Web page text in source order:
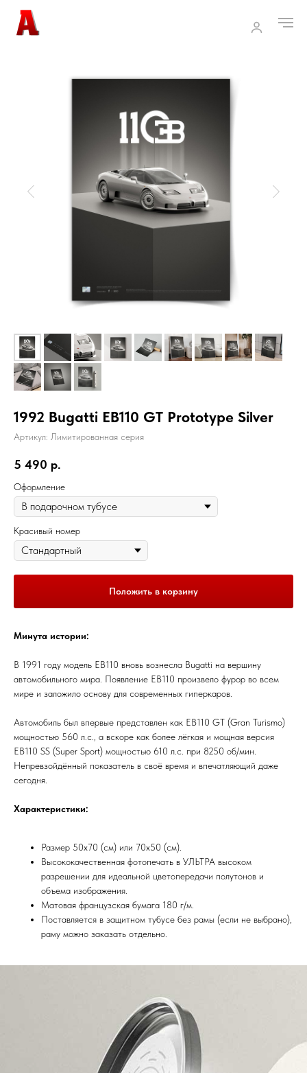
1992 Bugatti EB110 GT Prototype Silver
Артикул: Лимитированная серия
5 490 р.
Оформление
Красивый номер
Положить в корзину
Минута истории:
В 1991 году модель EB110 вновь вознесла Bugatti на вершину
автомобильного мира. Появление EB110 произвело фурор во всем
мире и заложило основу для современных гиперкаров.
Автомобиль был впервые представлен как EB110 GT (Gran Turismo)
мощностью 560 л.с., а вскоре как более лёгкая и мощная версия
EB110 SS (Super Sport) мощностью 610 л.с. при 8250 об/мин.
Непревзойдённый показатель в своё время и впечатляющий даже
сегодня.
Характеристики:
Размер 50х70 (см) или 70х50 (см).
Высококачественная фотопечать в УЛЬТРА высоком
разрешении для идеальной цветопередачи полутонов и
объема изображения.
Матовая французская бумага 180 г/м.
Поставляется в защитном тубусе без рамы (если не выбрано),
раму можно заказать отдельно.